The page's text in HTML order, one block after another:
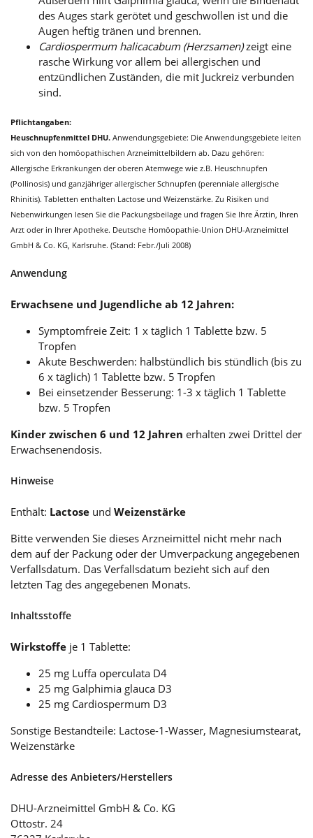
des Auges stark gerötet und geschwollen ist und die
Augen heftig tränen und brennen.
Cardiospermum halicacabum (Herzsamen)zeigt eine
rasche Wirkung vor allem bei allergischen und
entzündlichen Zuständen, die mit Juckreiz verbunden
sind.
Pflichtangaben:
Heuschnupfenmittel DHU. Anwendungsgebiete: Die Anwendungsgebiete leiten
sich von den homöopathischen Arzneimittelbildern ab. Dazu gehören:
Allergische Erkrankungen der oberen Atemwege wie z.B. Heuschnupfen
(Pollinosis) und ganzjähriger allergischer Schnupfen (perenniale allergische
Rhinitis). Tabletten enthalten Lactose und Weizenstärke. Zu Risiken und
Nebenwirkungen lesen Sie die Packungsbeilage und fragen Sie Ihre Ärztin, Ihren
Arzt oder in Ihrer Apotheke. Deutsche Homöopathie-Union DHU-Arzneimittel
GmbH & Co. KG, Karlsruhe. (Stand: Febr./Juli 2008)
Anwendung
Erwachsene und Jugendliche ab 12 Jahren:
Symptomfreie Zeit: 1 x täglich 1 Tablette bzw. 5
Tropfen
Akute Beschwerden: halbstündlich bis stündlich (bis zu
6 x täglich) 1 Tablette bzw. 5 Tropfen
Bei einsetzender Besserung: 1-3 x täglich 1 Tablette
bzw. 5 Tropfen
Kinder zwischen 6 und 12 Jahren erhalten zwei Drittel der
Erwachsenendosis.
Hinweise
Enthält: Lactose und Weizenstärke
Bitte verwenden Sie dieses Arzneimittel nicht mehr nach
dem auf der Packung oder der Umverpackung angegebenen
Verfallsdatum. Das Verfallsdatum bezieht sich auf den
letzten Tag des angegebenen Monats.
Inhaltsstoffe
Wirkstoffe je 1 Tablette:
25 mg Luffa operculata D4
25 mg Galphimia glauca D3
25 mg Cardiospermum D3
Sonstige Bestandteile: Lactose-1-Wasser, Magnesiumstearat,
Weizenstärke
Adresse des Anbieters/Herstellers
DHU-Arzneimittel GmbH & Co. KG
Ottostr. 24